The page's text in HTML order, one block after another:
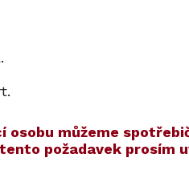
můžeme
požadavek prosím